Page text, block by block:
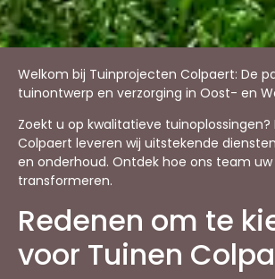
Welkom bij Tuinprojecten Colpaert: De
tuinontwerp en verzorging in Oost- en
Zoekt u op kwalitatieve tuinoplossingen?
Colpaert leveren wij uitstekende
en onderhoud. Ontdek hoe ons team
transformeren.
Redenen om te
voor Tuinen